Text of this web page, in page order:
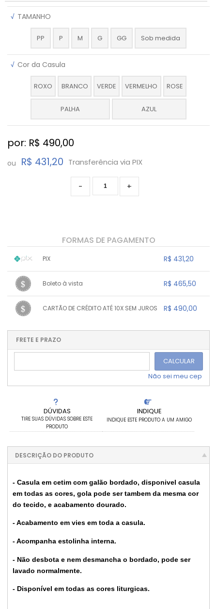
√ TAMANHO
PP P M G GG Sob medida
√ Cor da Casula
ROXO BRANCO VERDE VERMELHO ROSE
PALHA AZUL
DÚVIDAS
TIRE SUAS DÚVIDAS SOBRE ESTE
PRODUTO
INDIQUE
INDIQUE ESTE PRODUTO A UM AMIGO
por: R$ 490,00
ou R$ 431,20 Transferência via PIX
+
-
FORMAS DE PAGAMENTO
PIX R$ 431,20
.
Boleto à vista R$ 465,50
.
CARTÃO DE CRÉDITO ATÉ 10X SEM JUROS R$ 490,00
...
....
FRETE E PRAZO
CALCULAR
Não sei meu cep
DESCRIÇÃO DO PRODUTO
- Casula em cetim com galão bordado, disponivel casula
em todas as cores, gola pode ser tambem da mesma cor
do tecido, e acabamento dourado.
- Acabamento em vies em toda a casula.
- Acompanha estolinha interna.
- Não desbota e nem desmancha o bordado, pode ser
lavado normalmente.
- Disponível em todas as cores liturgicas.